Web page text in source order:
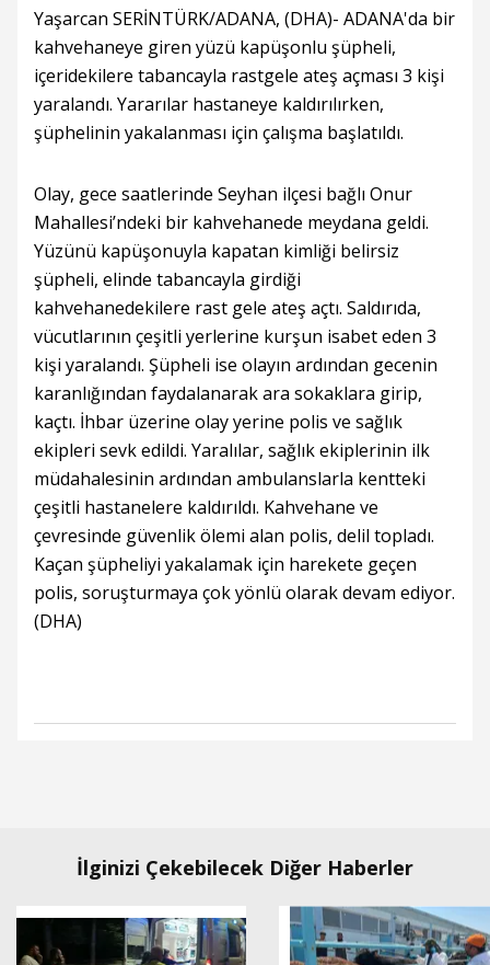
Yaşarcan SERİNTÜRK/ADANA, (DHA)- ADANA'da bir
kahvehaneye giren yüzü kapüşonlu şüpheli,
içeridekilere tabancayla rastgele ateş açması 3 kişi
yaralandı. Yararılar hastaneye kaldırılırken,
şüphelinin yakalanması için çalışma başlatıldı.
Olay, gece saatlerinde Seyhan ilçesi bağlı Onur
Mahallesi’ndeki bir kahvehanede meydana geldi.
Yüzünü kapüşonuyla kapatan kimliği belirsiz
şüpheli, elinde tabancayla girdiği
kahvehanedekilere rast gele ateş açtı. Saldırıda,
vücutlarının çeşitli yerlerine kurşun isabet eden 3
kişi yaralandı. Şüpheli ise olayın ardından gecenin
karanlığından faydalanarak ara sokaklara girip,
kaçtı. İhbar üzerine olay yerine polis ve sağlık
ekipleri sevk edildi. Yaralılar, sağlık ekiplerinin ilk
müdahalesinin ardından ambulanslarla kentteki
çeşitli hastanelere kaldırıldı. Kahvehane ve
çevresinde güvenlik ölemi alan polis, delil topladı.
Kaçan şüpheliyi yakalamak için harekete geçen
polis, soruşturmaya çok yönlü olarak devam ediyor.
(DHA)
İlginizi Çekebilecek Diğer Haberler